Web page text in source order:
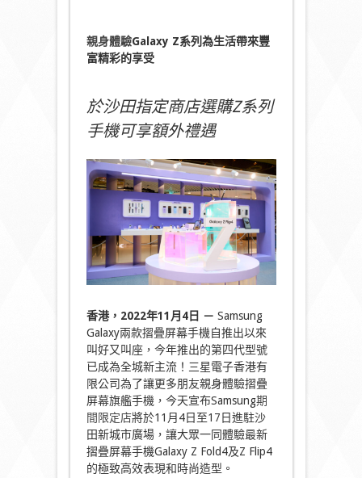
親身體驗Galaxy Z系列為生活帶來豐
富精彩的享受
於沙田指定商店選購Z系列
手機可享額外禮遇
香港， 2022年11 月 4日 － Samsung
Galaxy兩款摺疊屏幕手機自推出以來
叫好又叫座，今年推出的第四代型號
已成為全城新主流！三星電子香港有
限公司為了讓更多朋友親身體驗摺疊
屏幕旗艦手機，今天宣布Samsung期
間限定店將於11月4日至17日進駐沙
田新城市廣場，讓大眾一同體驗最新
摺疊屏幕手機Galaxy Z Fold4及Z Flip4
的極致高效表現和時尚造型。